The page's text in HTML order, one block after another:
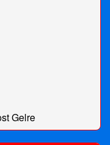
Gelre